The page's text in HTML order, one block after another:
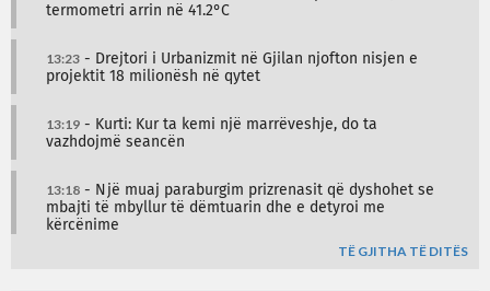
termometri arrin në 41.2°C
13:23 - Drejtori i Urbanizmit në Gjilan njofton nisjen e
projektit 18 milionësh në qytet
13:19 - Kurti: Kur ta kemi një marrëveshje, do ta
vazhdojmë seancën
13:18 - Një muaj paraburgim prizrenasit që dyshohet se
mbajti të mbyllur të dëmtuarin dhe e detyroi me
kërcënime
TË GJITHA TË DITËS